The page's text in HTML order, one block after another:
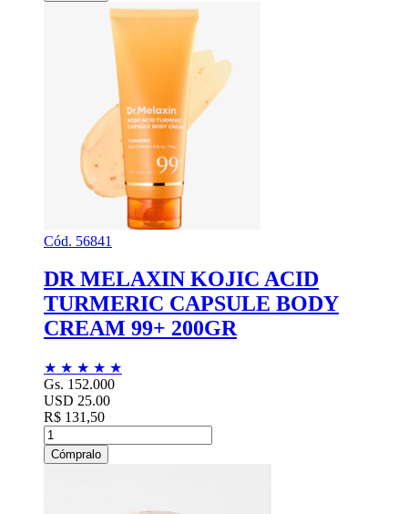
Cód. 56841
DR MELAXIN KOJIC ACID
TURMERIC CAPSULE BODY
CREAM 99+ 200GR
★ ★ ★ ★ ★
Gs. 152.000
USD 25.00
R$ 131,50
Cómpralo